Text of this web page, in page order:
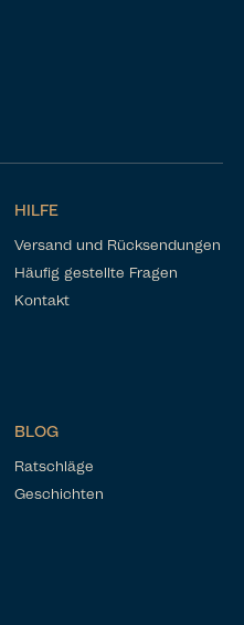
HILFE
Versand und Rücksendungen
Häufig gestellte Fragen
Kontakt
BLOG
Ratschläge
Geschichten